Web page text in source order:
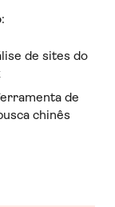
:
de sites do
de
chinês